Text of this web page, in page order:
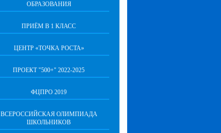
ОБРАЗОВАНИЯ
ПРИЁМ В 1 КЛАСС
ЦЕНТР «ТОЧКА РОСТА»
ПРОЕКТ "500+" 2022-2025
ФЦПРО 2019
ВСЕРОССИЙСКАЯ ОЛИМПИАДА
ШКОЛЬНИКОВ